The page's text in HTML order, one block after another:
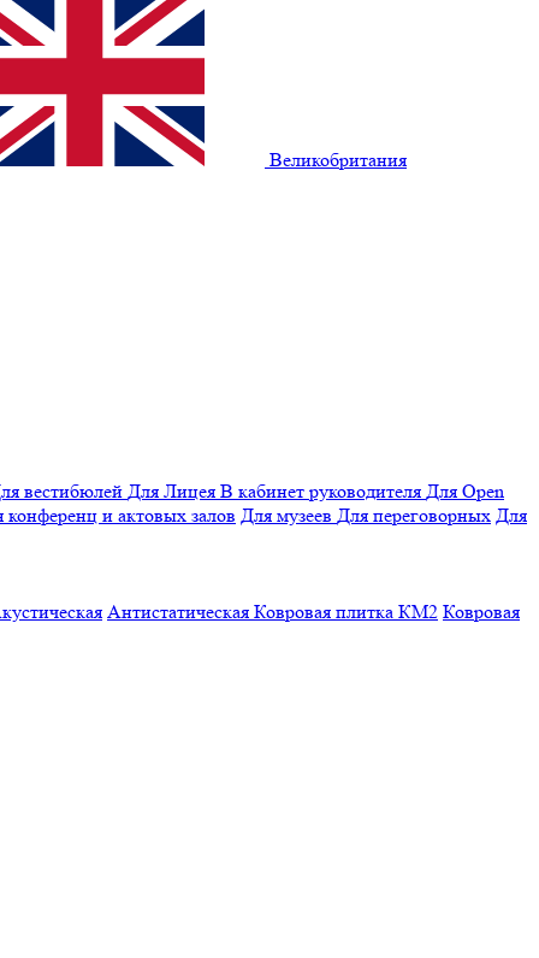
Великобритания
вестибюлей Для Лицея В кабинет руководителя Для Open
конференц и актовых залов Для музеев Для переговорных Для
Антистатическая Ковровая плитка КМ2 Ковровая